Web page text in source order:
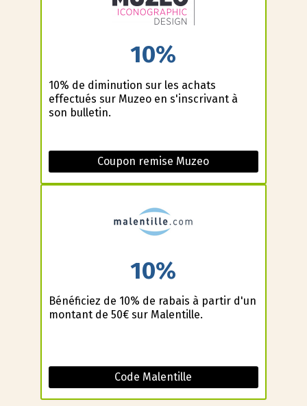
10%
10% de diminution sur les achats
effectués sur Muzeo en s'inscrivant à
son bulletin.
Coupon remise Muzeo
10%
Bénéficiez de 10% de rabais à partir d'un
montant de 50€ sur Malentille.
Code Malentille